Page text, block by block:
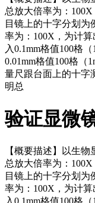
总放大倍率为：
目镜上的十字分划为
率为：100X，为计
入0.1mm格值100格
0.01mm格值100格（
量尺跟台面上的十字
明总
验证显微
【概要描述】
以生物
总放大倍率为：
目镜上的十字分划为
率为：100X，为计
入0.1mm格值100格